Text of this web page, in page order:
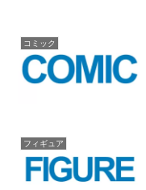
コミック
フィギュア